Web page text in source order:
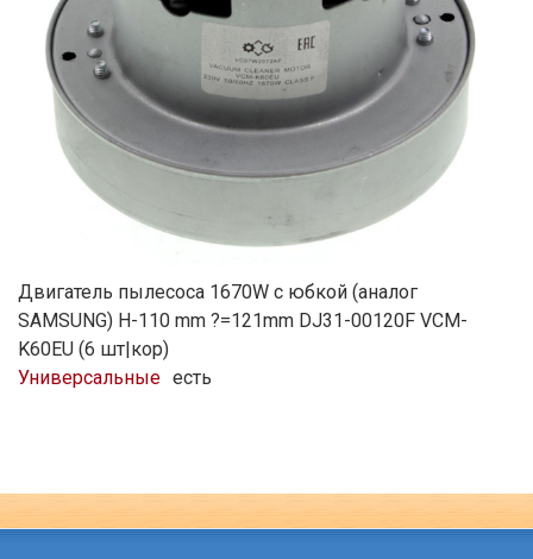
Двигатель пылесоса 1670W c юбкой (аналог
SAMSUNG) H-110 mm ?=121mm DJ31-00120F VCM-
K60EU (6 шт|кор)
Универсальные есть